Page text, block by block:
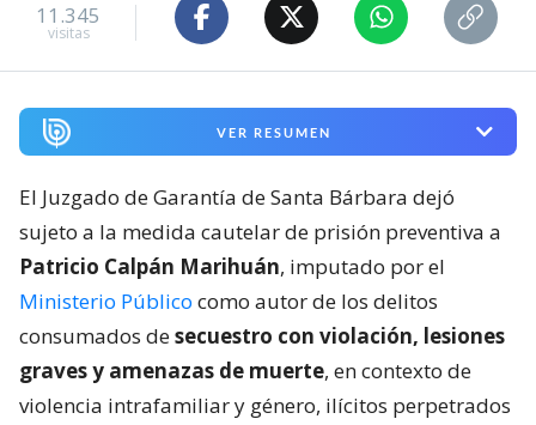
11.345
visitas
VER RESUMEN
El Juzgado de Garantía de Santa Bárbara dejó
sujeto a la medida cautelar de prisión preventiva a
Patricio Calpán Marihuán, imputado por el
Ministerio Público como autor de los delitos
consumados desecuestro con violación, lesiones
graves y amenazas de muerte, en contexto de
violencia intrafamiliar y género, ilícitos perpetrados